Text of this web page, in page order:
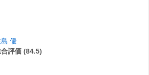
優
評価 (84.5)